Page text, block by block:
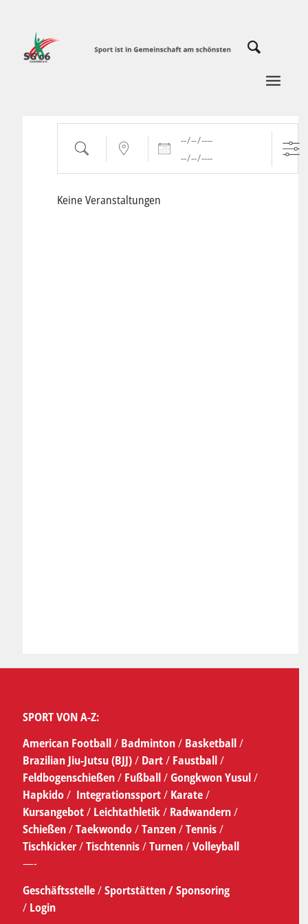
Suche Nahe ... Daten
Keine Veranstaltungen
SPORT VON A-Z:
American Football/ Badminton/ Basketball/
Brazilian Jiu-Jutsu (BJJ)/ Dart/ Faustball/
Feldbogenschießen/ Fußball/Gongkwon Yusul/
Hapkido/ Integrationssport/ Karate/
Kursangebot/Leichtathletik/ Radwandern/
Schießen/Taekwondo/Tanzen/Tennis/
Tischkicker/Tischtennis/Turnen/Volleyball
—-
Geschäftsstelle/Sportstätten /Sponsoring
/ Login